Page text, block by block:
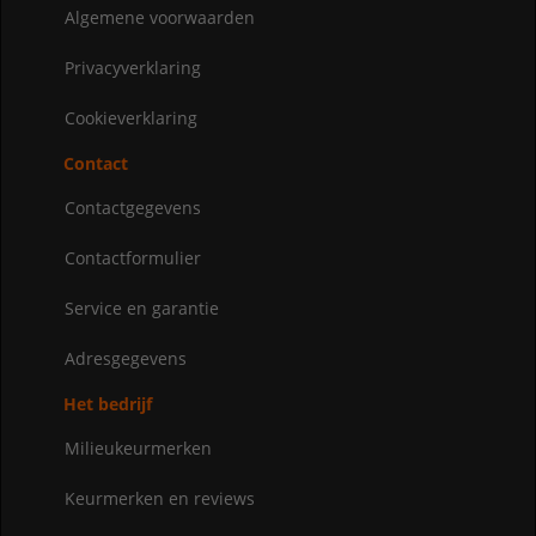
Algemene voorwaarden
Privacyverklaring
Cookieverklaring
Contact
Contactgegevens
Contactformulier
Service en garantie
Adresgegevens
Het bedrijf
Milieukeurmerken
Keurmerken en reviews